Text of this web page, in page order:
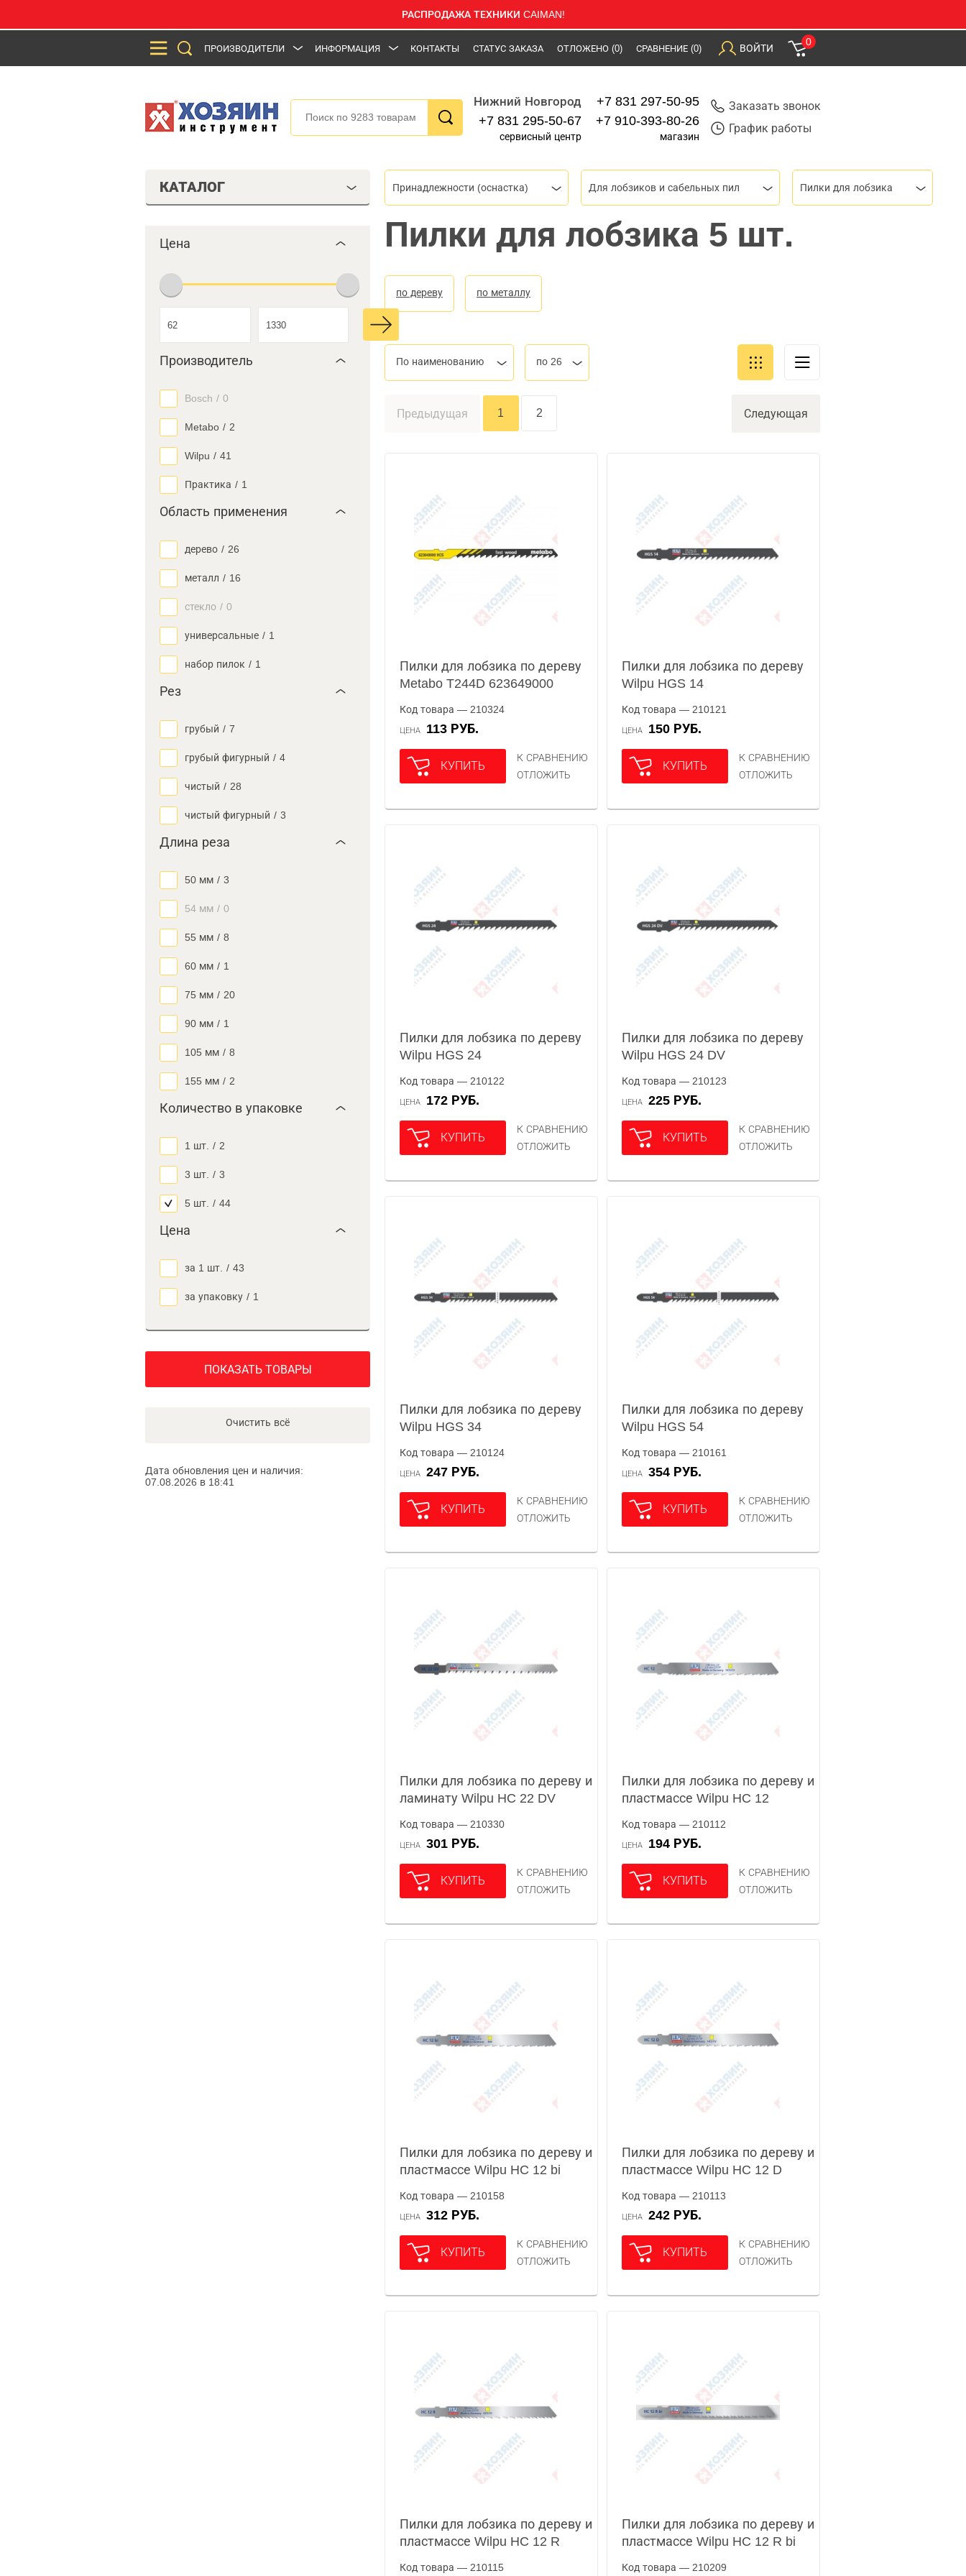
РАСПРОДАЖА ТЕХНИКИ CAIMAN!
ПРОИЗВОДИТЕЛИ ИНФОРМАЦИЯ КОНТАКТЫ СТАТУС ЗАКАЗА ОТЛОЖЕНО (0) СРАВНЕНИЕ (0) ВОЙТИ
0
Нижний Новгород
+7 831 295-50-67
сервисный центр
+7 831 297-50-95
+7 910-393-80-26
магазин
Заказать звонок
График работы
КАТАЛОГ
Цена
Производитель
Bosch / 0
Metabo / 2
Wilpu / 41
Практика / 1
Область применения
дерево / 26
металл / 16
стекло / 0
универсальные / 1
набор пилок / 1
Рез
грубый / 7
грубый фигурный / 4
чистый / 28
чистый фигурный / 3
Длина реза
50 мм / 3
54 мм / 0
55 мм / 8
60 мм / 1
75 мм / 20
90 мм / 1
105 мм / 8
155 мм / 2
Количество в упаковке
1 шт. / 2
3 шт. / 3
5 шт. / 44
Цена
за 1 шт. / 43
за упаковку / 1
ПОКАЗАТЬ ТОВАРЫ
Очистить всё
Дата обновления цен и наличия:
07.08.2026 в 18:41
Принадлежности (оснастка) Для лобзиков и сабельных пил Пилки для лобзика
Пилки для лобзика 5 шт.
по дереву по металлу
По наименованию по 26
Предыдущая 1 2 Следующая
Пилки для лобзика по дереву
Metabo T244D 623649000
Код товара — 210324
ЦЕНА 113 РУБ.
КУПИТЬ
К СРАВНЕНИЮ
ОТЛОЖИТЬ
Пилки для лобзика по дереву
Wilpu HGS 14
Код товара — 210121
ЦЕНА 150 РУБ.
КУПИТЬ
К СРАВНЕНИЮ
ОТЛОЖИТЬ
Пилки для лобзика по дереву
Wilpu HGS 24
Код товара — 210122
ЦЕНА 172 РУБ.
КУПИТЬ
К СРАВНЕНИЮ
ОТЛОЖИТЬ
Пилки для лобзика по дереву
Wilpu HGS 24 DV
Код товара — 210123
ЦЕНА 225 РУБ.
КУПИТЬ
К СРАВНЕНИЮ
ОТЛОЖИТЬ
Пилки для лобзика по дереву
Wilpu HGS 34
Код товара — 210124
ЦЕНА 247 РУБ.
КУПИТЬ
К СРАВНЕНИЮ
ОТЛОЖИТЬ
Пилки для лобзика по дереву
Wilpu HGS 54
Код товара — 210161
ЦЕНА 354 РУБ.
КУПИТЬ
К СРАВНЕНИЮ
ОТЛОЖИТЬ
Пилки для лобзика по дереву и
ламинату Wilpu HC 22 DV
Код товара — 210330
ЦЕНА 301 РУБ.
КУПИТЬ
К СРАВНЕНИЮ
ОТЛОЖИТЬ
Пилки для лобзика по дереву и
пластмассе Wilpu HC 12
Код товара — 210112
ЦЕНА 194 РУБ.
КУПИТЬ
К СРАВНЕНИЮ
ОТЛОЖИТЬ
Пилки для лобзика по дереву и
пластмассе Wilpu HC 12 bi
Код товара — 210158
ЦЕНА 312 РУБ.
КУПИТЬ
К СРАВНЕНИЮ
ОТЛОЖИТЬ
Пилки для лобзика по дереву и
пластмассе Wilpu HC 12 D
Код товара — 210113
ЦЕНА 242 РУБ.
КУПИТЬ
К СРАВНЕНИЮ
ОТЛОЖИТЬ
Пилки для лобзика по дереву и
пластмассе Wilpu HC 12 R
Код товара — 210115
Пилки для лобзика по дереву и
пластмассе Wilpu HC 12 R bi
Код товара — 210209